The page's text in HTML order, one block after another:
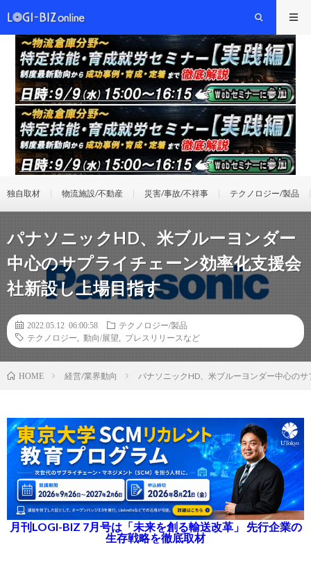
独自取材 物流施設/不動産 災害/事故/不祥事 テクノロジー/製品
パナソニックHD、米ブルーヨンダー
中心のサプライチェーン効率化支援会
社新設し上場目指す
2022.05.12 06:00:58
テクノロジー/製品
テクノロジー
動向/展望 プレスリリースなど
HOME 経営/業界動向 パナソニックHD、米ブルーヨンダー中心の
月刊LOGI-BIZ 7月号は「未来を創る輸送改革」 先行企業の
生存戦略を徹底取材